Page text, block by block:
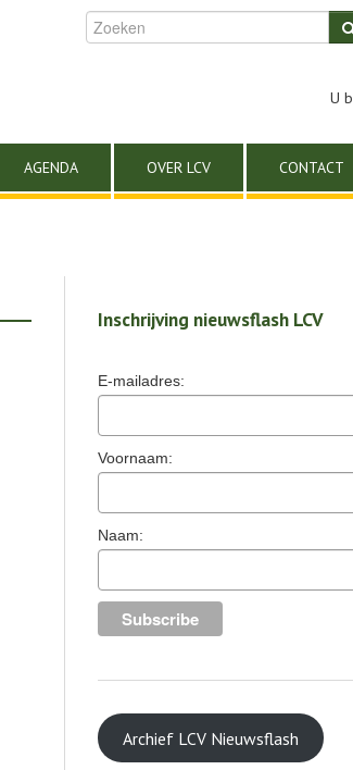
U
AGENDA OVER LCV CONTACT
Inschrijving nieuwsflash LCV
E-mailadres:
Voornaam:
Naam:
Archief LCV Nieuwsflash